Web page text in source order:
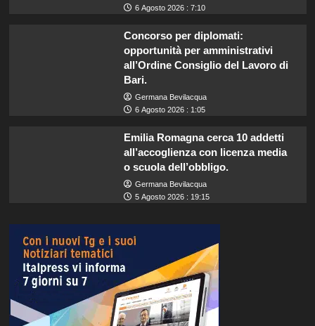
6 Agosto 2026 : 7:10
Concorso per diplomati:
opportunità per amministrativi
all’Ordine Consiglio del Lavoro di
Bari.
Germana Bevilacqua
6 Agosto 2026 : 1:05
Emilia Romagna cerca 10 addetti
all’accoglienza con licenza media
o scuola dell’obbligo.
Germana Bevilacqua
5 Agosto 2026 : 19:15